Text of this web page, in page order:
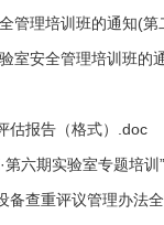
管理培训班的通知(第
室安全管理培训班的
估报告（格式）.doc
第六期实验室专题培训
备查重评议管理办法